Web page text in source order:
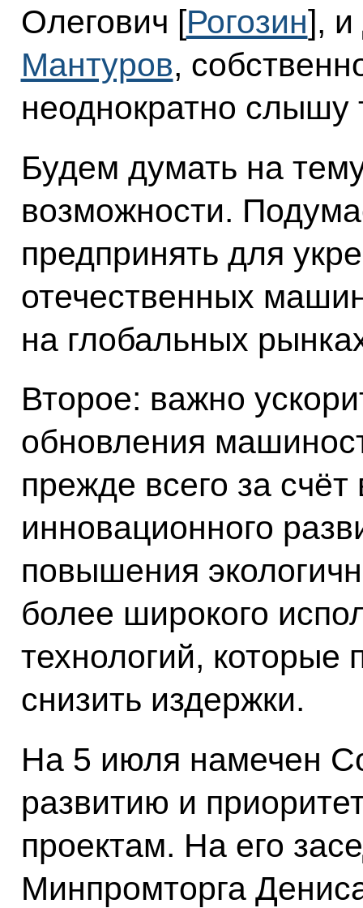
Олегович [Рогозин], и
Мантуров,
неоднократно слышу
Будем думать на
возможности.
предпринять для
отечественных
на глобальных
Второе: важно
обновления
прежде всего за
инновационного
повышения
более широкого
технологий, которые
снизить издержки.
На 5 июля намечен
развитию и
проектам. На его
Минпромторга